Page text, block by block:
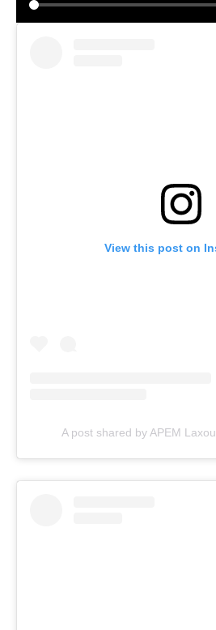
View this post on
A post shared by APEM